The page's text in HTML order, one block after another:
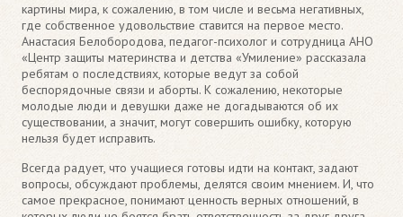
картины мира, к сожалению, в том числе и весьма негативных,
где собственное удовольствие ставится на первое место.
Анастасия Белобородова, педагог-психолог и сотрудница АНО
«Центр защиты материнства и детства «Умиление» рассказала
ребятам о последствиях, которые ведут за собой
беспорядочные связи и аборты. К сожалению, некоторые
молодые люди и девушки даже не догадываются об их
существовании, а значит, могут совершить ошибку, которую
нельзя будет исправить.
Всегда радует, что учащиеся готовы идти на контакт, задают
вопросы, обсуждают проблемы, делятся своим мнением. И, что
самое прекрасное, понимают ценность верных отношений, в